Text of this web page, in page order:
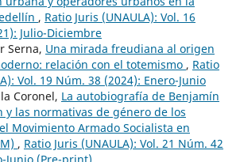
, Ratio Juris (UNAULA): Vol. 16
Julio-Diciembre
Serna, Una mirada freudiana al origen
relación con el totemismo , Ratio
Vol. 19 Núm. 38 (2024): Enero-Junio
Coronel, La autobiografía de Benjamín
y las normativas de género de los
Movimiento Armado Socialista en
, Ratio Juris (UNAULA): Vol. 21 Núm. 42